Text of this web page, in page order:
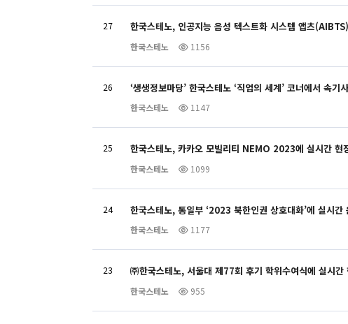
27 한국스테노, 인공지능 음성 텍스트화 시스템 앱츠
한국스테노 1156
26 ‘생생정보마당’ 한국스테노 ‘직업의 세계’ 코너에서 속기
한국스테노 1147
25 한국스테노, 카카오 모빌리티 NEMO 2023에 실시간 현
한국스테노 1099
24 한국스테노, 통일부 ‘2023 북한인권 상호대화’에 실시간
한국스테노 1177
23 ㈜한국스테노, 서울대 제77회 후기 학위수여식에 실시
한국스테노 955